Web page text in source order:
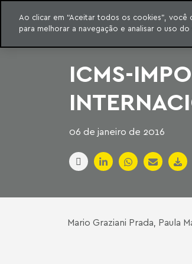
para o conteúdo
Machado Meyer
CONTEÚDO EXCLUSIVO
ICMS-
06 de janeiro de 2016
Mario Graziani Prada, Paula
Ao clicar em “Aceitar todos os cookies”,
para melhorar a navegação e analisar o uso do